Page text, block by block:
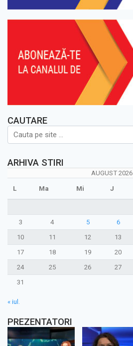
CAUTARE
ARHIVA STIRI
AUGUST 2026
L Ma Mi J
3
4 5 6
10
11 12 13
17
18 19 20
24
25 26 27
31
« iul.
PREZENTATORI